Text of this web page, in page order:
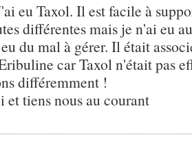
eu Taxol. Il est facile à
différentes mais je n'ai eu
du mal à gérer. Il était
car Taxol n'était pas
différemment !
et tiens nous au courant